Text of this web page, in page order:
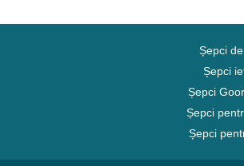
Șepci
Șepci
Șepci
Șepci
Șepci